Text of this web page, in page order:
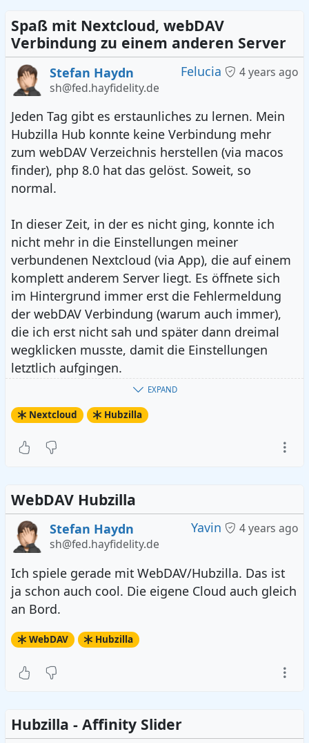
Achja, und mit v15 kommt noch das
Rechungsprogramm mit schönen
Auswertungsfunktionen. :-D
Hab ich schon erwähnt, dass ich Hubzilla mag?
Spaß mit Nextcloud, webDAV
Verbindung zu einem anderen Server
Felucia 4 years ago
Stefan Haydn
sh@fed.hayfidelity.de
Jeden Tag gibt es erstaunliches zu lernen. Mein
Hubzilla Hub konnte keine Verbindung mehr
zum webDAV Verzeichnis herstellen (via macos
finder), php 8.0 hat das gelöst. Soweit, so
normal.
In dieser Zeit, in der es nicht ging, konnte ich
nicht mehr in die Einstellungen meiner
verbundenen Nextcloud (via App), die auf einem
komplett anderem Server liegt. Es öffnete sich
im Hintergrund immer erst die Fehlermeldung
der webDAV Verbindung (warum auch immer),
die ich erst nicht sah und später dann dreimal
wegklicken musste, damit die Einstellungen
letztlich aufgingen.
Ich bin immer noch erstaunt.
EXPAND
Nextcloud Hubzilla
WebDAV Hubzilla
Yavin 4 years ago
Stefan Haydn
sh@fed.hayfidelity.de
Ich spiele gerade mit WebDAV/Hubzilla. Das ist
ja schon auch cool. Die eigene Cloud auch gleich
an Bord.
WebDAV Hubzilla
Hubzilla - Affinity Slider